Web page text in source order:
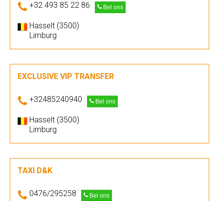
+32 493 85 22 86 Bel ons
Hasselt (3500)
Limburg
EXCLUSIVE VIP TRANSFER
+32485240940 Bel ons
Hasselt (3500)
Limburg
TAXI D&K
0476/295258 Bel ons